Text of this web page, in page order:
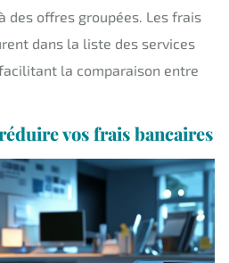
des offres groupées. Les frais
dans la liste des services
la comparaison entre
vos frais bancaires